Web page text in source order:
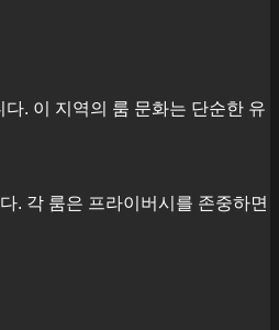
. 이 지역의 룸 문화는 단순한 유
. 각 룸은 프라이버시를 존중하면